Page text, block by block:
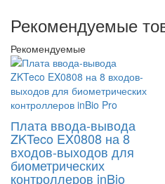
Рекомендуемые
Рекомендуемые
Плата ввода-вывода
ZKTeco EX0808 на 8
входов-выходов для
биометрических
контроллеров inBio